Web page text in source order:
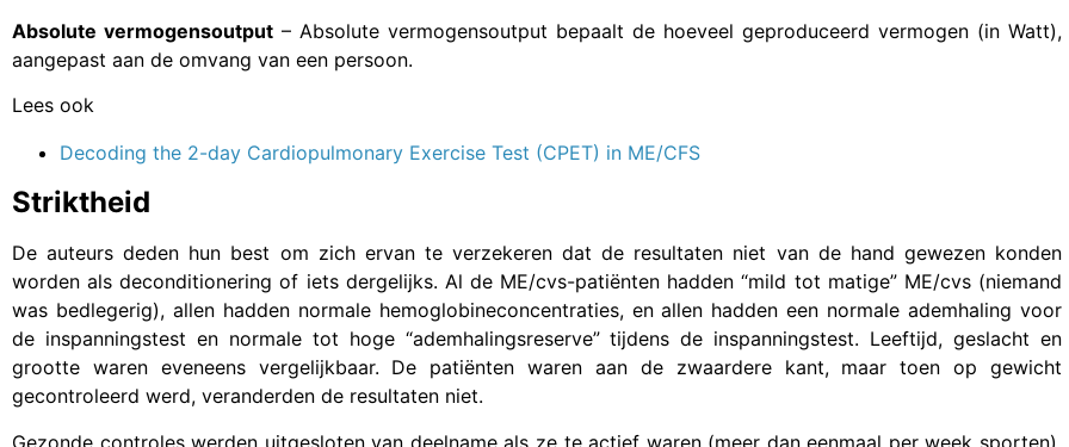
Absolute vermogensoutput – Absolute vermogensoutput bepaalt de hoeveel geproduceerd vermogen (in Watt),
aangepast aan de omvang van een persoon.
Lees ook
Decoding the 2-day Cardiopulmonary Exercise Test (CPET) in ME/CFS
Striktheid
De auteurs deden hun best om zich ervan te verzekeren dat de resultaten niet van de hand gewezen konden
worden als deconditionering of iets dergelijks. Al de ME/cvs-patiënten hadden “mild tot matige” ME/cvs (niemand
was bedlegerig), allen hadden normale hemoglobineconcentraties, en allen hadden een normale ademhaling voor
de inspanningstest en normale tot hoge “ademhalingsreserve” tijdens de inspanningstest. Leeftijd, geslacht en
grootte waren eveneens vergelijkbaar. De patiënten waren aan de zwaardere kant, maar toen op gewicht
gecontroleerd werd, veranderden de resultaten niet.
Gezonde controles werden uitgesloten van deelname als ze te actief waren (meer dan eenmaal per week sporten).